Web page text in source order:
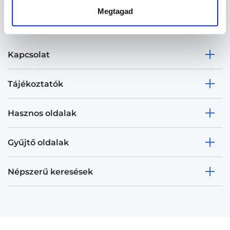
Megtagad
Kapcsolat
Tájékoztatók
Hasznos oldalak
Gyűjtő oldalak
Népszerű keresések